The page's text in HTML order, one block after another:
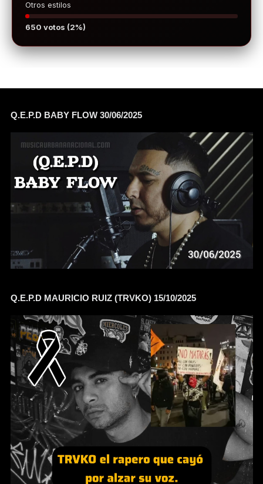
Otros estilos
650 votos (2%)
Q.E.P.D BABY FLOW 30/06/2025
Q.E.P.D MAURICIO RUIZ (TRVKO) 15/10/2025